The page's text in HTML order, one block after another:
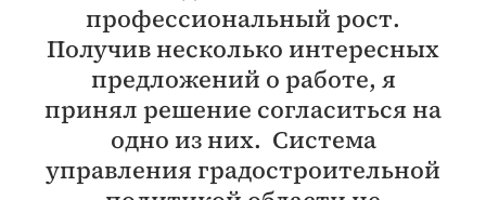
профессиональный рост.
Получив несколько интересных
предложений о работе, я
принял решение согласиться на
одно из них. Система
управления градостроительной